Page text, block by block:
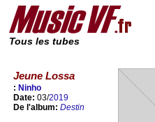
Tous les tubes
Jeune Lossa
: Ninho
Date: 03/2019
De l'album: Destin